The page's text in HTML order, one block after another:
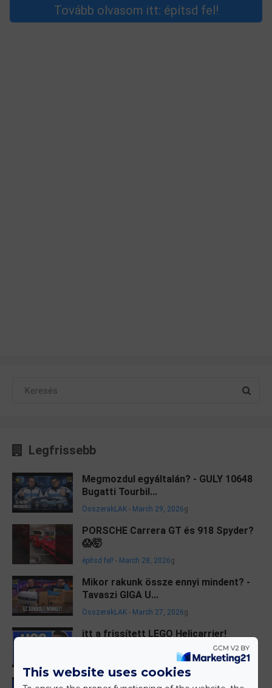
Tovább olvasom itt: építsd fel!
Legfrissebb
Megmozdul egyáltalán? - GULY 10648
Bugatti Tourbil...
ÖsszerakLAK - March 29, 2026g
PORSCHE Carrera GT és 918 Spyder?
😱🤯
építsd fel! - March 28, 2026g
Mikor rakunk össze ennyi mindent? -
Tavaszi GIGA U...
ÖsszerakLAK - March 27, 2026g
itt a frissített LEGO Helicarrier!
101 Kiskutya || LEGO 43277 Szörnyella
This website uses cookies